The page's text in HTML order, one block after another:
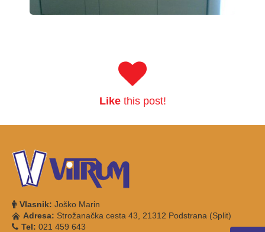
Likethis post!
Vlasnik: Joško Marin
Adresa: Strožanačka cesta 43, 21312 Podstrana (Split)
Tel: 021 459 643